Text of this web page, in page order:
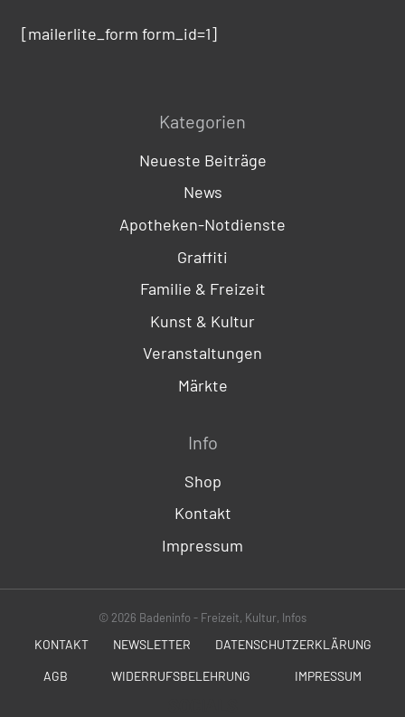
[mailerlite_form form_id=1]
Kategorien
Neueste Beiträge
News
Apotheken-Notdienste
Graffiti
Familie & Freizeit
Kunst & Kultur
Veranstaltungen
Märkte
Info
Shop
Kontakt
Impressum
© 2026 Badeninfo - Freizeit, Kultur, Infos
KONTAKT NEWSLETTER DATENSCHUTZERKLÄRUNG
AGB WIDERRUFSBELEHRUNG IMPRESSUM